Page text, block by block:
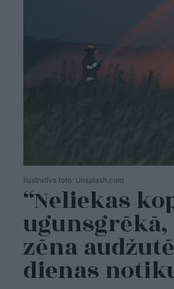
Ilustratīvs foto: Unsplash.com
“Neliekas
ugunsgrēkā,
zēna
dienas